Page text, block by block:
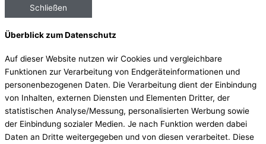
Schließen
Überblick zum Datenschutz
Auf dieser Website nutzen wir Cookies und vergleichbare
Funktionen zur Verarbeitung von Endgeräteinformationen und
personenbezogenen Daten. Die Verarbeitung dient der Einbindung
von Inhalten, externen Diensten und Elementen Dritter, der
statistischen Analyse/Messung, personalisierten Werbung sowie
der Einbindung sozialer Medien. Je nach Funktion werden dabei
Daten an Dritte weitergegeben und von diesen verarbeitet. Diese